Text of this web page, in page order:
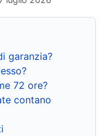
garanzia?
72 ore?
contano